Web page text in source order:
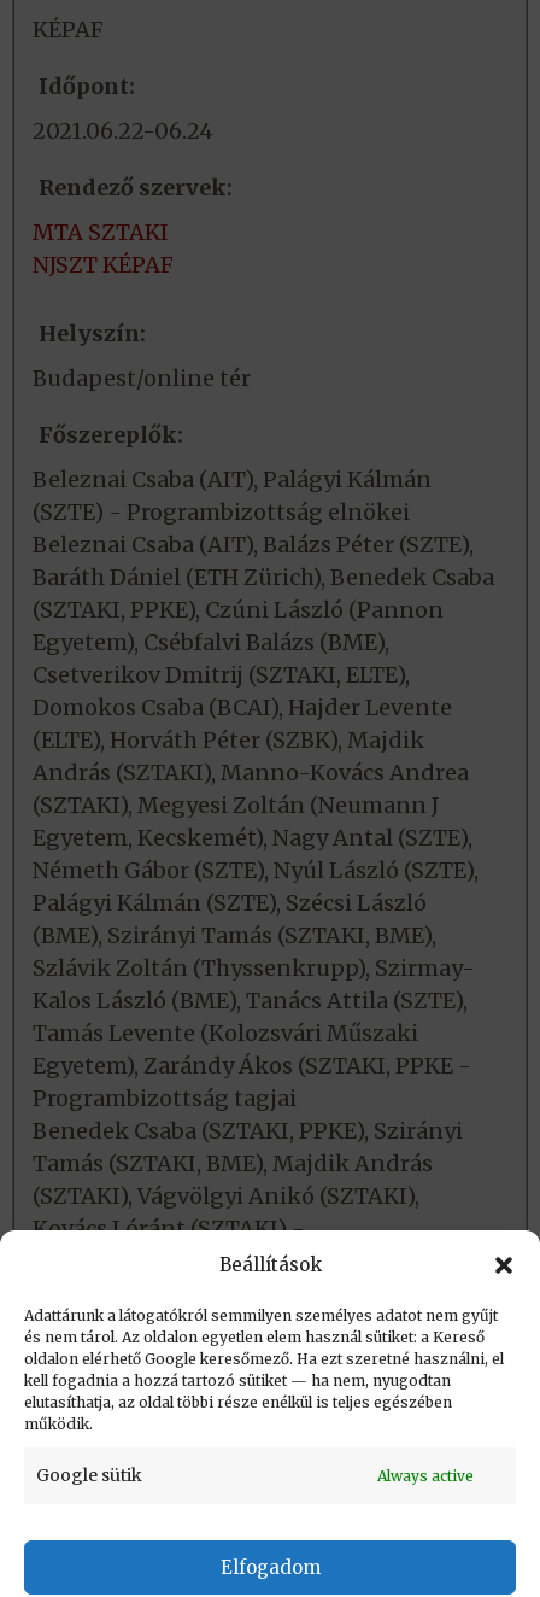
Beállítások
Adattárunk a látogatókról semmilyen személyes adatot nem gyűjt
és nem tárol. Az oldalon egyetlen elem használ sütiket: a Kereső
oldalon elérhető Google keresőmező. Ha ezt szeretné használni, el
kell fogadnia a hozzá tartozó sütiket — ha nem, nyugodtan
elutasíthatja, az oldal többi része enélkül is teljes egészében
működik.
Google sütik Always active
Elfogadom
KÉPAF
Időpont:
2021.06.22-06.24
Rendező szervek:
MTA SZTAKI
NJSZT KÉPAF
Helyszín:
Budapest/online tér
Főszereplők:
Beleznai Csaba (AIT), Palágyi Kálmán
(SZTE) - Programbizottság elnökei
Beleznai Csaba (AIT), Balázs Péter (SZTE),
Baráth Dániel (ETH Zürich), Benedek Csaba
(SZTAKI, PPKE), Czúni László (Pannon
Egyetem), Csébfalvi Balázs (BME),
Csetverikov Dmitrij (SZTAKI, ELTE),
Domokos Csaba (BCAI), Hajder Levente
(ELTE), Horváth Péter (SZBK), Majdik
András (SZTAKI), Manno-Kovács Andrea
(SZTAKI), Megyesi Zoltán (Neumann J
Egyetem, Kecskemét), Nagy Antal (SZTE),
Németh Gábor (SZTE), Nyúl László (SZTE),
Palágyi Kálmán (SZTE), Szécsi László
(BME), Szirányi Tamás (SZTAKI, BME),
Szlávik Zoltán (Thyssenkrupp), Szirmay-
Kalos László (BME), Tanács Attila (SZTE),
Tamás Levente (Kolozsvári Műszaki
Egyetem), Zarándy Ákos (SZTAKI, PPKE -
Programbizottság tagjai
Benedek Csaba (SZTAKI, PPKE), Szirányi
Tamás (SZTAKI, BME), Majdik András
(SZTAKI), Vágvölgyi Anikó (SZTAKI),
Kovács Lóránt (SZTAKI) -
Szervezőbizottság
Létrehozva (post_date): 2021.06.19. 11:10
Utolsó módosítás (post_modified): 2024.02.15.
09:40
Impresszum